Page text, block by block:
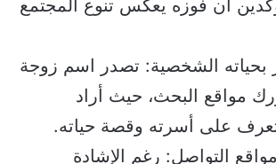
أن فوزه يعكس تنوع المجتمع
بحياته الشخصية: تصدر اسم زوجة
مواقع البحث، حيث أراد
على أسرته وقصة حياته.
التواصل: رغم الإشادة